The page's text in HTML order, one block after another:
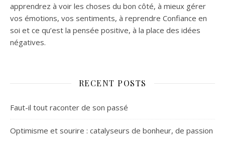
apprendrez à voir les choses du bon côté, à mieux gérer
vos émotions, vos sentiments, à reprendre Confiance en
soi et ce qu’est la pensée positive, à la place des idées
négatives.
RECENT POSTS
Faut-il tout raconter de son passé
Optimisme et sourire : catalyseurs de bonheur, de passion